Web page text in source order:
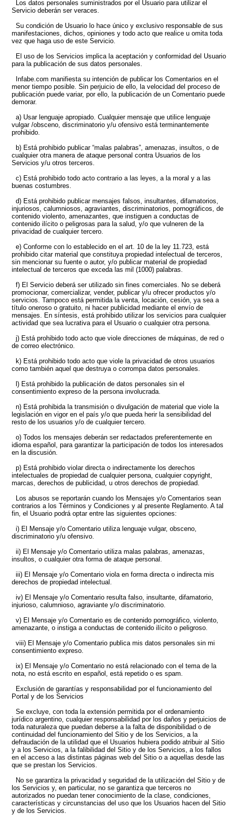
Los datos personales suministrados por el Usuario para utilizar el
Servicio deberán ser veraces.
Su condición de Usuario lo hace único y exclusivo responsable de sus
manifestaciones, dichos, opiniones y todo acto que realice u omita toda
vez que haga uso de este Servicio.
El uso de los Servicios implica la aceptación y conformidad del Usuario
para la publicación de sus datos personales.
Infabe.com manifiesta su intención de publicar los Comentarios en el
menor tiempo posible. Sin perjuicio de ello, la velocidad del proceso de
publicación puede variar, por ello, la publicación de un Comentario puede
demorar.
a) Usar lenguaje apropiado. Cualquier mensaje que utilice lenguaje
vulgar /obsceno, discriminatorio y/u ofensivo está terminantemente
prohibido.
b) Está prohibido publicar “malas palabras”, amenazas, insultos, o de
cualquier otra manera de ataque personal contra Usuarios de los
Servicios y/u otros terceros.
c) Está prohibido todo acto contrario a las leyes, a la moral y a las
buenas costumbres.
d) Está prohibido publicar mensajes falsos, insultantes, difamatorios,
injuriosos, calumniosos, agraviantes, discriminatorios, pornográficos, de
contenido violento, amenazantes, que instiguen a conductas de
contenido ilícito o peligrosas para la salud, y/o que vulneren de la
privacidad de cualquier tercero.
e) Conforme con lo establecido en el art. 10 de la ley 11.723, está
prohibido citar material que constituya propiedad intelectual de terceros,
sin mencionar su fuente o autor, y/o publicar material de propiedad
intelectual de terceros que exceda las mil (1000) palabras.
f) El Servicio deberá ser utilizado sin fines comerciales. No se deberá
promocionar, comercializar, vender, publicar y/u ofrecer productos y/o
servicios. Tampoco está permitida la venta, locación, cesión, ya sea a
título oneroso o gratuito, ni hacer publicidad mediante el envío de
mensajes. En síntesis, está prohibido utilizar los servicios para cualquier
actividad que sea lucrativa para el Usuario o cualquier otra persona.
j) Está prohibido todo acto que viole direcciones de máquinas, de red o
de correo electrónico.
k) Está prohibido todo acto que viole la privacidad de otros usuarios
como también aquel que destruya o corrompa datos personales.
l) Está prohibido la publicación de datos personales sin el
consentimiento expreso de la persona involucrada.
n) Está prohibida la transmisión o divulgación de material que viole la
legislación en vigor en el país y/o que pueda herir la sensibilidad del
resto de los usuarios y/o de cualquier tercero.
o) Todos los mensajes deberán ser redactados preferentemente en
idioma español, para garantizar la participación de todos los interesados
en la discusión.
p) Está prohibido violar directa o indirectamente los derechos
intelectuales de propiedad de cualquier persona, cualquier copyright,
marcas, derechos de publicidad, u otros derechos de propiedad.
Los abusos se reportarán cuando los Mensajes y/o Comentarios sean
contrarios a los Términos y Condiciones y al presente Reglamento. A tal
fin, el Usuario podrá optar entre las siguientes opciones:
i) El Mensaje y/o Comentario utiliza lenguaje vulgar, obsceno,
discriminatorio y/u ofensivo.
ii) El Mensaje y/o Comentario utiliza malas palabras, amenazas,
insultos, o cualquier otra forma de ataque personal.
iii) El Mensaje y/o Comentario viola en forma directa o indirecta mis
derechos de propiedad intelectual.
iv) El Mensaje y/o Comentario resulta falso, insultante, difamatorio,
injurioso, calumnioso, agraviante y/o discriminatorio.
v) El Mensaje y/o Comentario es de contenido pornográfico, violento,
amenazante, o instiga a conductas de contenido ilícito o peligroso.
viii) El Mensaje y/o Comentario publica mis datos personales sin mi
consentimiento expreso.
ix) El Mensaje y/o Comentario no está relacionado con el tema de la
nota, no está escrito en español, está repetido o es spam.
Exclusión de garantías y responsabilidad por el funcionamiento del
Portal y de los Servicios
Se excluye, con toda la extensión permitida por el ordenamiento
jurídico argentino, cualquier responsabilidad por los daños y perjuicios de
toda naturaleza que puedan deberse a la falta de disponibilidad o de
continuidad del funcionamiento del Sitio y de los Servicios, a la
defraudación de la utilidad que el Usuarios hubiera podido atribuir al Sitio
y a los Servicios, a la falibilidad del Sitio y de los Servicios, a los fallos
en el acceso a las distintas páginas web del Sitio o a aquellas desde las
que se prestan los Servicios.
No se garantiza la privacidad y seguridad de la utilización del Sitio y de
los Servicios y, en particular, no se garantiza que terceros no
autorizados no puedan tener conocimiento de la clase, condiciones,
características y circunstancias del uso que los Usuarios hacen del Sitio
y de los Servicios.